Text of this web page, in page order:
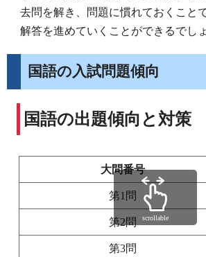
去問を解き、問題に慣れておくこと
解答を進めていくことができるでし
国語の入試問題傾向
国語の出題傾向と対策
大問番号
第1問
第2問
第3問
scrollable